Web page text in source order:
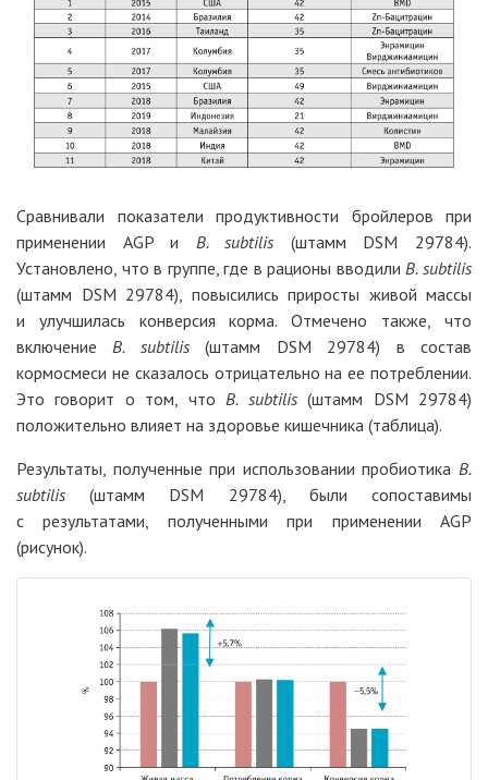
Сравнивали показатели продуктивности бройлеров при
применении AGP и B. subtilis (штамм DSM 29784).
Установлено, что в группе, где в рационы вводилиB. subtilis
(штамм DSM 29784), повысились приросты живой массы
и улучшилась конверсия корма. Отмечено также, что
включениеB. subtilis(штамм DSM 29784) в состав
кормосмеси не сказалось отрицательно на ее потреблении.
Это говорит о том, чтоB. subtilis(штамм DSM 29784)
положительно влияет на здоровье кишечника (таблица).
Результаты, полученные при использовании пробиотика B.
subtilis(штамм DSM 29784), были сопоставимы
с результатами, полученными при применении AGP
(рисунок).